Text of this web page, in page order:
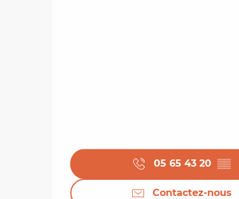
05 65 43 20 ▒▒
Contactez-nous